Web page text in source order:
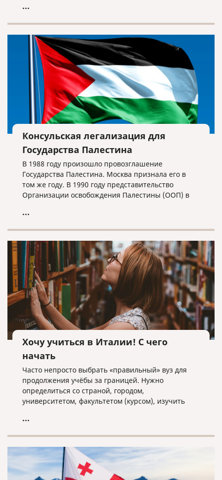
поверхностно. Наша компания работает на рынке
моменты, о которых нужно знать.
...
Консульская легализация для
Государства Палестина
В 1988 году произошло провозглашение
Государства Палестина. Москва признала его в
том же году. В 1990 году представительство
Организации освобождения Палестины (ООП) в
представитель Палестины - полномочия посла.
...
Хочу учиться в Италии! С чего
начать
Часто непросто выбрать «правильный» вуз для
продолжения учёбы за границей. Нужно
определиться со страной, городом,
университетом, факультетом (курсом), изучить
документы для поступления, подготовиться и
становится еще сложнее. Но если выбор уже пал
на Италию, мы поможем разобраться во многих
нюансах.
...